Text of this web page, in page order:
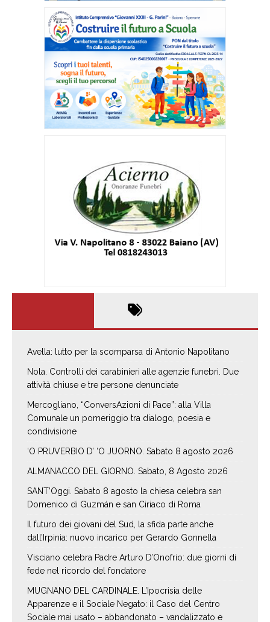
Avella: lutto per la scomparsa di Antonio Napolitano
Nola. Controlli dei carabinieri alle agenzie funebri. Due
attività chiuse e tre persone denunciate
Mercogliano, “ConversAzioni di Pace”: alla Villa
Comunale un pomeriggio tra dialogo, poesia e
condivisione
‘O PRUVERBIO D’ ‘O JUORNO. Sabato 8 agosto 2026
ALMANACCO DEL GIORNO. Sabato, 8 Agosto 2026
SANT’Oggi. Sabato 8 agosto la chiesa celebra san
Domenico di Guzmán e san Ciriaco di Roma
Il futuro dei giovani del Sud, la sfida parte anche
dall’Irpinia: nuovo incarico per Gerardo Gonnella
Visciano celebra Padre Arturo D’Onofrio: due giorni di
fede nel ricordo del fondatore
MUGNANO DEL CARDINALE. L’Ipocrisia delle
Apparenze e il Sociale Negato: il Caso del Centro
Sociale mai usato – abbandonato – vandalizzato e